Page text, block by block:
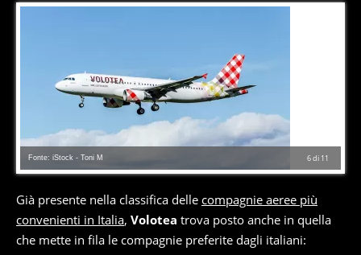
6di 11
Fonte: iStock - Toni M
Già presente nella classifica delle compagnie aeree più
convenienti in Italia, Volotea trova posto anche in quella
che mette in fila le compagnie preferite dagli italiani: